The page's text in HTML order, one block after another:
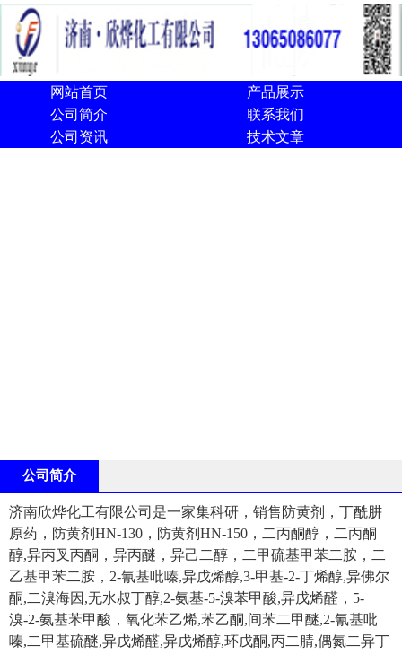
网站首页
产品展示
公司简介
联系我们
公司资讯
技术文章
公司简介
济南欣烨化工有限公司是一家集科研，销售防黄剂，丁酰肼
原药，防黄剂HN-130，防黄剂HN-150，二丙酮醇，二丙酮
醇,异丙叉丙酮，异丙醚，异己二醇，二甲硫基甲苯二胺，二
乙基甲苯二胺，2-氰基吡嗪,异戊烯醇,3-甲基-2-丁烯醇,异佛尔
酮,二溴海因,无水叔丁醇,2-氨基-5-溴苯甲酸,异戊烯醛，5-
溴-2-氨基苯甲酸，氧化苯乙烯,苯乙酮,间苯二甲醚,2-氰基吡
嗪,二甲基硫醚,异戊烯醛,异戊烯醇,环戊酮,丙二腈,偶氮二异丁